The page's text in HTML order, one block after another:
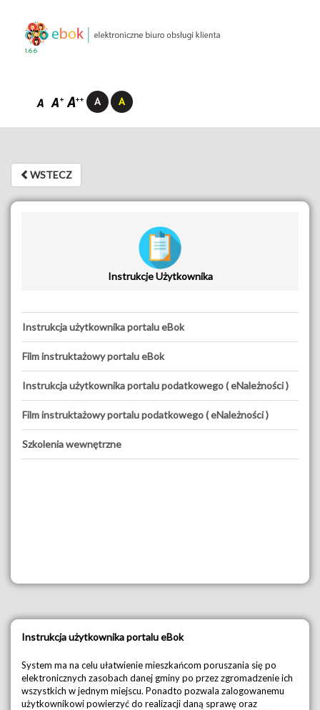
1.6.6
WSTECZWSTECZ
Instrukcje Użytkownika
Instrukcja użytkownika portalu eBok
Film instruktażowy portalu eBok
Instrukcja użytkownika portalu podatkowego ( eNależności )
Film instruktażowy portalu podatkowego ( eNależności )
Szkolenia wewnętrzne
Instrukcja użytkownika portalu eBok
System ma na celu ułatwienie mieszkańcom poruszania się po
elektronicznych zasobach danej gminy po przez zgromadzenie ich
wszystkich w jednym miejscu. Ponadto pozwala zalogowanemu
użytkownikowi powierzyć do realizacji daną sprawę oraz